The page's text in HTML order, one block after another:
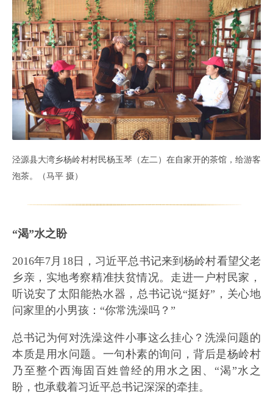
泾源县大湾乡杨岭村村民杨玉琴（左二）在自家开的茶馆，给游客
泡茶。（马平 摄）
“渴”水之盼
2016年7月18日，习近平总书记来到杨岭村看望父老
乡亲，实地考察精准扶贫情况。走进一户村民家，
听说安了太阳能热水器，总书记说“挺好”，关心地
问家里的小男孩：“你常洗澡吗？”
总书记为何对洗澡这件小事这么挂心？洗澡问题的
本质是用水问题。一句朴素的询问，背后是杨岭村
乃至整个西海固百姓曾经的用水之困、“渴”水之
盼，也承载着习近平总书记深深的牵挂。